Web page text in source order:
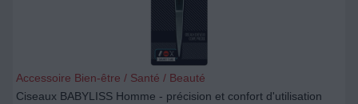
Accessoire Bien-être / Santé / Beauté
Ciseaux BABYLISS Homme - précision et confort d'utilisation